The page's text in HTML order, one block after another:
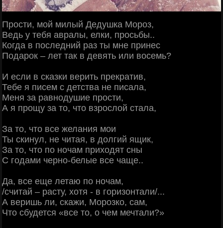
Прости, мой милый Дедушка Мороз,
Ведь у тебя авралы, елки, просьбы..
Когда в последний раз ты мне принес
Подарок – лет так в девять или восемь?
И если в сказки верить прекратив,
Тебе я писем с детства не писала,
Меня за равнодушие прости,
А я прощу за то, что взрослой стала,
За то, что все желания мои
Ты скинул, не читая, в долгий ящик,
За то, что по ночам приходят сны
С годами черно-белые все чаще..
Да, все еще летаю по ночам,
/считай – расту, хотя - в горизонтали/...
А веришь ли, скажи, Морозко, сам,
Что сбудется «все то, о чем мечтали?»